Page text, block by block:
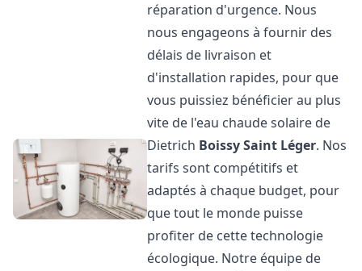
réparation d'urgence. Nous
nous engageons à fournir des
délais de livraison et
d'installation rapides, pour que
vous puissiez bénéficier au plus
vite de l'eau chaude solaire de
Dietrich Boissy Saint Léger. Nos
tarifs sont compétitifs et
adaptés à chaque budget, pour
que tout le monde puisse
profiter de cette technologie
écologique. Notre équipe de